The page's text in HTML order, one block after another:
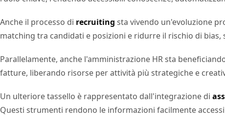
Anche il processo di recruiting sta vivendo un'evoluzione
matching tra candidati e posizioni e ridurre il rischio di
Parallelamente, anche l'amministrazione HR sta
fatture, liberando risorse per attività più strategiche e
Un ulteriore tassello è rappresentato dall'integrazione di
Questi strumenti rendono le informazioni facilmente